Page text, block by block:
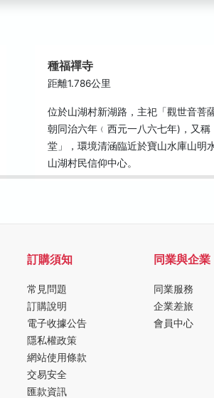
種福禪寺
距離1.786公里
位於山湖村新湖路，主祀「觀世音菩
朝同治六年﹙西元一八六七年)，又稱
堂」，環境清涵臨近於寶山水庫山明
山湖村民信仰中心。
訂購須知
常見問題
訂購說明
電子收據公告
隱私權政策
網站使用條款
交易安全
匯款資訊
同業與企業
同業服務
企業差旅
會員中心